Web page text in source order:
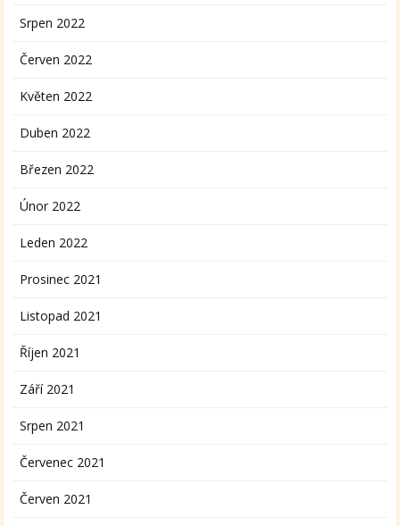
Srpen 2022
Červen 2022
Květen 2022
Duben 2022
Březen 2022
Únor 2022
Leden 2022
Prosinec 2021
Listopad 2021
Říjen 2021
Září 2021
Srpen 2021
Červenec 2021
Červen 2021